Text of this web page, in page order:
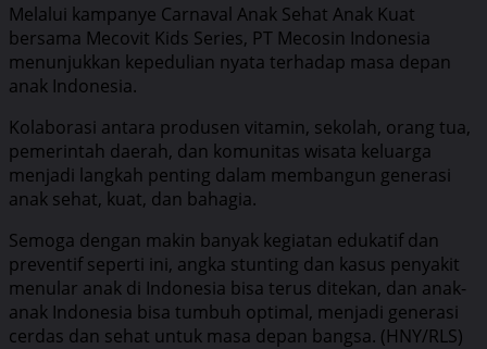
Melalui kampanye Carnaval Anak Sehat Anak Kuat
bersama Mecovit Kids Series, PT Mecosin Indonesia
menunjukkan kepedulian nyata terhadap masa depan
anak Indonesia.
Kolaborasi antara produsen vitamin, sekolah, orang tua,
pemerintah daerah, dan komunitas wisata keluarga
menjadi langkah penting dalam membangun generasi
anak sehat, kuat, dan bahagia.
Semoga dengan makin banyak kegiatan edukatif dan
preventif seperti ini, angka stunting dan kasus penyakit
menular anak di Indonesia bisa terus ditekan, dan anak-
anak Indonesia bisa tumbuh optimal, menjadi generasi
cerdas dan sehat untuk masa depan bangsa. (HNY/RLS)